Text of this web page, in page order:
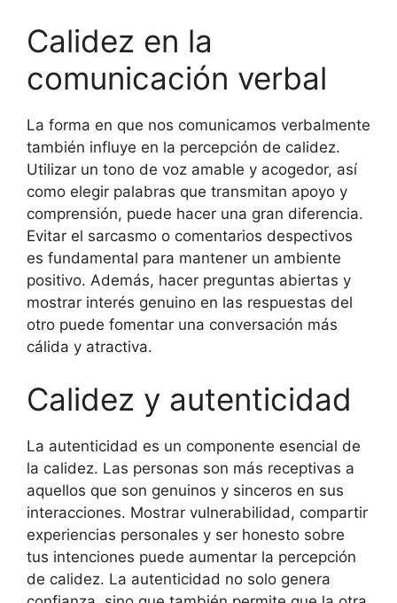
Calidez en la
comunicación verbal
La forma en que nos comunicamos verbalmente
también influye en la percepción de calidez.
Utilizar un tono de voz amable y acogedor, así
como elegir palabras que transmitan apoyo y
comprensión, puede hacer una gran diferencia.
Evitar el sarcasmo o comentarios despectivos
es fundamental para mantener un ambiente
positivo. Además, hacer preguntas abiertas y
mostrar interés genuino en las respuestas del
otro puede fomentar una conversación más
cálida y atractiva.
Calidez y autenticidad
La autenticidad es un componente esencial de
la calidez. Las personas son más receptivas a
aquellos que son genuinos y sinceros en sus
interacciones. Mostrar vulnerabilidad, compartir
experiencias personales y ser honesto sobre
tus intenciones puede aumentar la percepción
de calidez. La autenticidad no solo genera